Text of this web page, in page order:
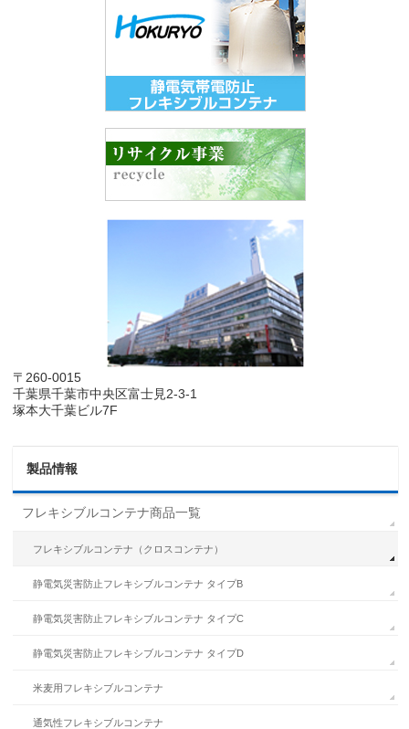
〒260-0015
千葉県千葉市中央区富士見2-3-1
塚本大千葉ビル7F
製品情報
フレキシブルコンテナ商品一覧
フレキシブルコンテナ（クロスコンテナ）
静電気災害防止フレキシブルコンテナ タイプB
静電気災害防止フレキシブルコンテナ タイプC
静電気災害防止フレキシブルコンテナ タイプD
米麦用フレキシブルコンテナ
通気性フレキシブルコンテナ